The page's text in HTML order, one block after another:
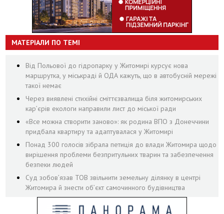
МАТЕРІАЛИ ПО ТЕМІ
Від Польової до гідропарку у Житомирі курсує нова
маршрутка, у міськраді й ОДА кажуть, що в автобусній мережі
такої немає
Через виявлені стихійні сміттєзвалища біля житомирських
кар’єрів екологи направили лист до міської ради
«Все можна створити заново»: як родина ВПО з Донеччини
придбала квартиру та адаптувалася у Житомирі
Понад 300 голосів зібрала петиція до влади Житомира щодо
вирішення проблеми безпритульних тварин та забезпечення
безпеки людей
Суд зобов’язав ТОВ звільнити земельну ділянку в центрі
Житомира й знести об’єкт самочинного будівництва